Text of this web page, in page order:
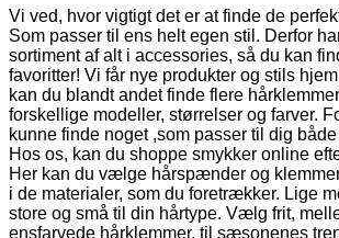
Vi ved, hvor vigtigt det er at finde de
Som passer til ens helt egen stil. Derfor
sortiment af alt i accessories, så du kan
favoritter! Vi får nye produkter og stils
kan du blandt andet finde flere
forskellige modeller, størrelser og farver.
kunne finde noget ,som passer til dig
Hos os, kan du shoppe smykker online
Her kan du vælge hårspænder og
i de materialer, som du foretrækker. Lige
store og små til din hårtype. Vælg frit,
ensfarvede hårklemmer, til sæsonenes